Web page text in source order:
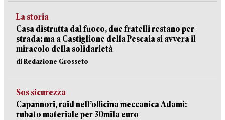
La storia
Casa distrutta dal fuoco, due fratelli restano per
strada: ma a Castiglione della Pescaia si avvera il
miracolo della solidarietà
di Redazione Grosseto
Sos sicurezza
Capannori, raid nell’officina meccanica Adami:
rubato materiale per 30mila euro